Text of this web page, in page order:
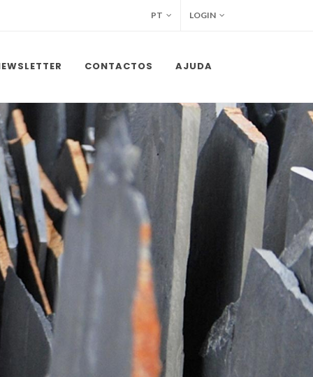
PT LOGIN
CONTACTOS AJUDA